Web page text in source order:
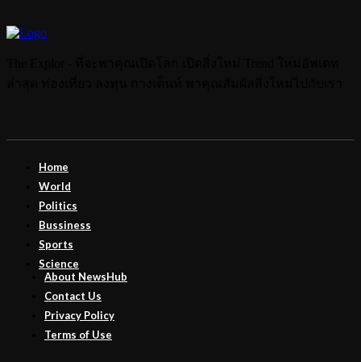
Home
World
Politics
Bussiness
Sports
Science
About NewsHub
Contact Us
Privacy Policy
Terms of Use